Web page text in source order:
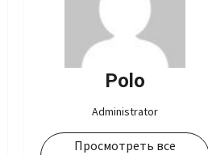
Polo
Administrator
Просмотреть все